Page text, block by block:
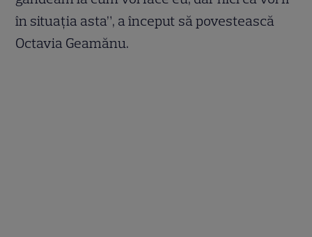
în situația asta”, a început să povestească
Octavia Geamănu.